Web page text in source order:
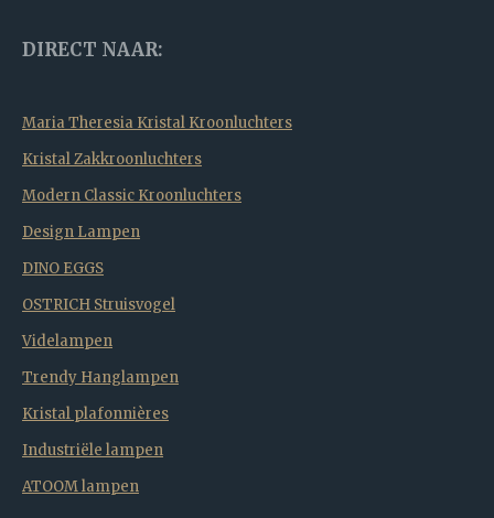
DIRECT NAAR:
Maria Theresia Kristal Kroonluchters
Kristal Zakkroonluchters
Modern Classic Kroonluchters
Design Lampen
DINO EGGS
OSTRICH Struisvogel
Videlampen
Trendy Hanglampen
Kristal plafonnières
Industriële lampen
ATOOM lampen